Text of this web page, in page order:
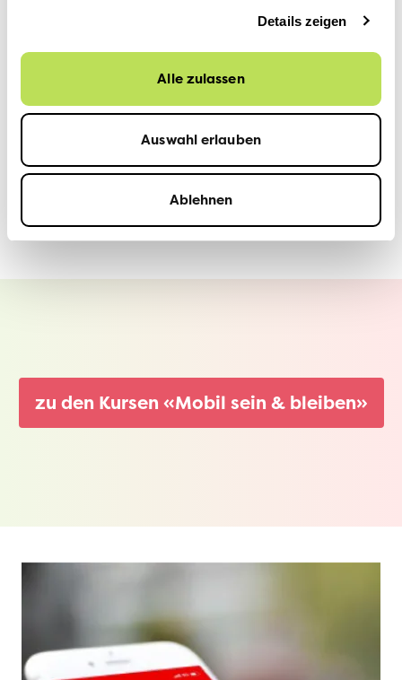
Details zeigen
Alle zulassen
Auswahl erlauben
Ablehnen
zu den Kursen «Mobil sein & bleiben»